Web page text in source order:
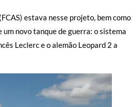
estava nesse projeto, bem como
novo tanque de guerra: o sistema
Leclerc e o alemão Leopard 2 a